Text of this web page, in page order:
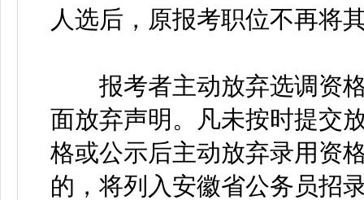
人选后，原报考职位不再将
报考者主动放弃选调资格
面放弃声明。凡未按时提交
格或公示后主动放弃录用资
的，将列入安徽省公务员招